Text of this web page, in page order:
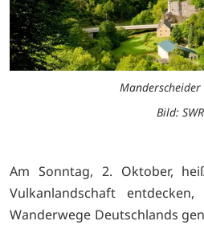
Manderscheider
Bild: SWR
Am Sonntag, 2. Oktober,
Vulkanlandschaft
Wanderwege Deutschlands